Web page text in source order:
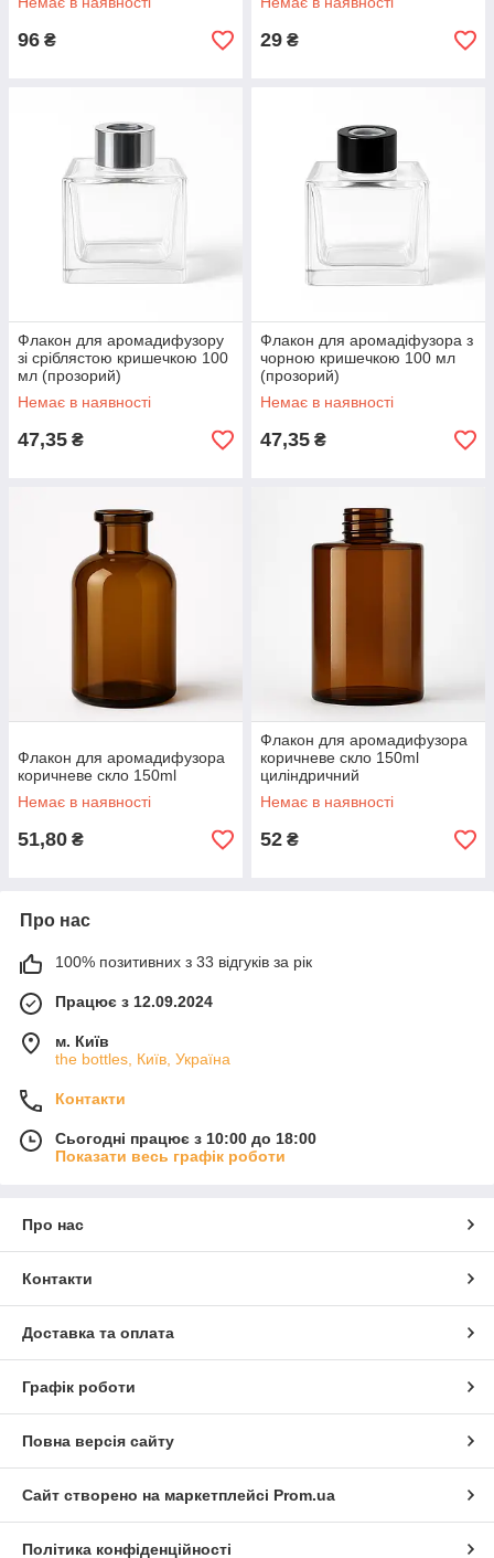
96 ₴ 29 ₴
Флакон для аромадифузору
зі сріблястою кришечкою 100
мл (прозорий)
Немає в наявності
47,35 ₴
Флакон для аромадіфузора з
чорною кришечкою 100 мл
(прозорий)
Немає в наявності
47,35 ₴
Флакон для аромадифузора
коричневе скло 150ml
Немає в наявності
51,80 ₴
Флакон для аромадифузора
коричневе скло 150ml
циліндричний
Немає в наявності
52 ₴
Про нас
100% позитивних з 33 відгуків за рік
Працює з 12.09.2024
м. Київ
the bottles, Київ, Україна
Контакти
Сьогодні працює з 10:00 до 18:00
Показати весь графік роботи
Про нас
Контакти
Доставка та оплата
Графік роботи
Повна версія сайту
Сайт створено на маркетплейсі Prom.ua
Політика конфіденційності